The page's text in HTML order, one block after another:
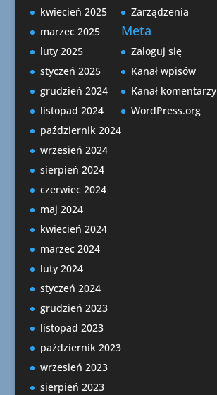
kwiecień 2025
marzec 2025
luty 2025
styczeń 2025
grudzień 2024
listopad 2024
październik 2024
wrzesień 2024
sierpień 2024
czerwiec 2024
maj 2024
kwiecień 2024
marzec 2024
luty 2024
styczeń 2024
grudzień 2023
listopad 2023
październik 2023
wrzesień 2023
sierpień 2023
Zarządzenia
Meta
Zaloguj się
Kanał wpisów
Kanał komentarzy
WordPress.org